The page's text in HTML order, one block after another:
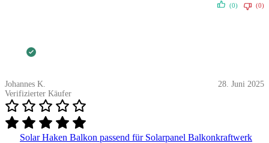
(0) (0)
Johannes K.
Verifizierter Käufer
28. Juni 2025
Solar Haken Balkon passend für Solarpanel Balkonkraftwerk